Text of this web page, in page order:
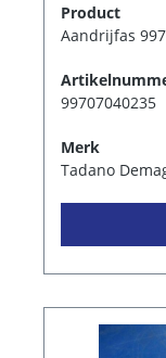
Product
Aandrijfas
99707040235
Merk
Tadano